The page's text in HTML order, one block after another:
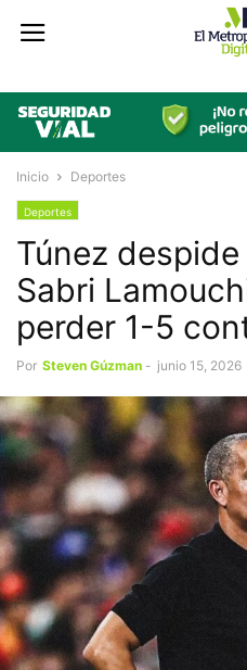
Inicio Deportes
Deportes
Túnez
Sabri
perder 1-5
Por Steven Gúzman - junio 15, 2026